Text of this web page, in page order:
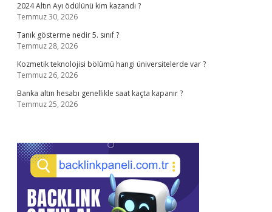
2024 Altın Ayı ödülünü kim kazandı ?
Temmuz 30, 2026
Tanık gösterme nedir 5. sınıf ?
Temmuz 28, 2026
Kozmetik teknolojisi bölümü hangi üniversitelerde var ?
Temmuz 26, 2026
Banka altın hesabı genellikle saat kaçta kapanır ?
Temmuz 25, 2026